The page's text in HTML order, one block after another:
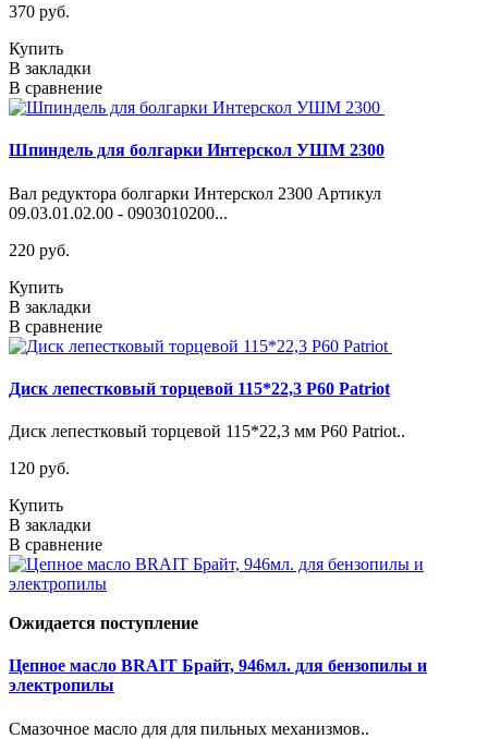
370 руб.
Купить
В закладки
В сравнение
Шпиндель для болгарки Интерскол УШМ 2300
Вал редуктора болгарки Интерскол 2300 Артикул
09.03.01.02.00 - 0903010200...
220 руб.
Купить
В закладки
В сравнение
Диск лепестковый торцевой 115*22,3 Р60 Patriot
Диск лепестковый торцевой 115*22,3 мм Р60 Patriot..
120 руб.
Купить
В закладки
В сравнение
Ожидается поступление
Цепное масло BRAIT Брайт, 946мл. для бензопилы и
электропилы
Смазочное масло для для пильных механизмов..